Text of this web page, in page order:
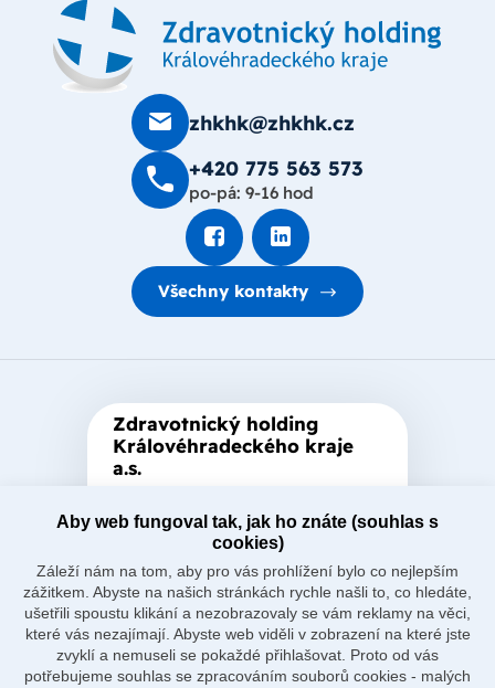
zhkhk@zhkhk.cz
+420 775 563 573
po-pá: 9-16 hod
Všechny kontakty
Zdravotnický holding
Královéhradeckého kraje
a.s.
založená Královéhradeckým
krajem, který je jediným
akcionářem společnosti.
Aby web fungoval tak, jak ho znáte (souhlas s
cookies)
Záleží nám na tom, aby pro vás prohlížení bylo co nejlepším
zážitkem. Abyste na našich stránkách rychle našli to, co hledáte,
ušetřili spoustu klikání a nezobrazovaly se vám reklamy na věci,
které vás nezajímají. Abyste web viděli v zobrazení na které jste
zvyklí a nemuseli se pokaždé přihlašovat. Proto od vás
potřebujeme souhlas se zpracováním souborů cookies - malých